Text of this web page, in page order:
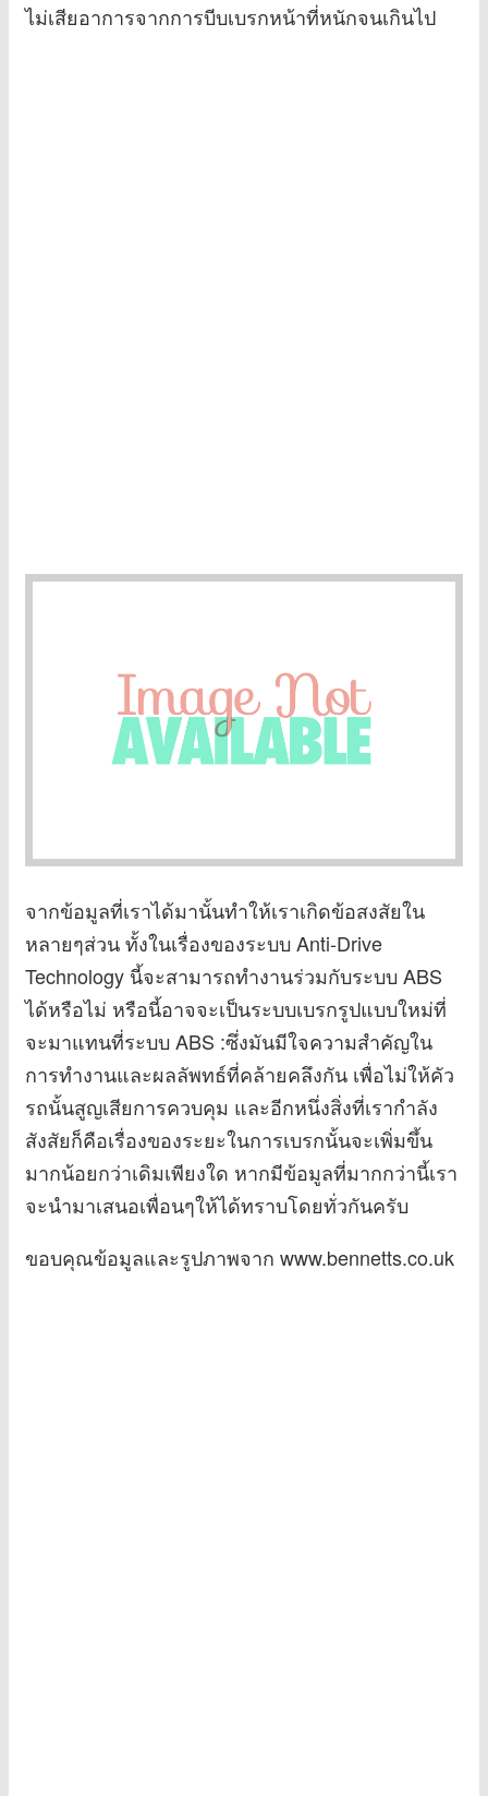
ไม่เสียอาการจากการบีบเบรกหน้าที่หนักจนเกินไป
จากข้อมูลที่เราได้มานั้นทำให้เราเกิดข้อสงสัยใน
หลายๆส่วน ทั้งในเรื่องของระบบ Anti-Drive
Technology นี้จะสามารถทำงานร่วมกับระบบ ABS
ได้หรือไม่ หรือนี้อาจจะเป็นระบบเบรกรูปแบบใหม่ที่
จะมาแทนที่ระบบ ABS :ซึ่งมันมีใจความสำคัญใน
การทำงานและผลลัพทธ์ที่คล้ายคลึงกัน เพื่อไม่ให้คัว
รถนั้นสูญเสียการควบคุม และอีกหนึ่งสิ่งที่เรากำลัง
สังสัยก็คือเรื่องของระยะในการเบรกนั้นจะเพิ่มขึ้น
มากน้อยกว่าเดิมเพียงใด หากมีข้อมูลที่มากกว่านี้เรา
จะนำมาเสนอเพื่อนๆให้ได้ทราบโดยทั่วกันครับ
ขอบคุณข้อมูลและรูปภาพจาก www.bennetts.co.uk